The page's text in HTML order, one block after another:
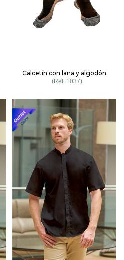
Calcetín con lana y algodón
1037